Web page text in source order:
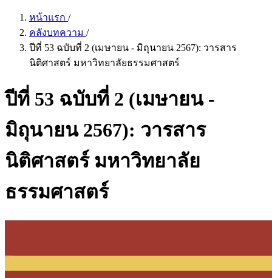
หน้าแรก /
คลังบทความ /
ปีที่ 53 ฉบับที่ 2 (เมษายน - มิถุนายน 2567): วารสาร
นิติศาสตร์ มหาวิทยาลัยธรรมศาสตร์
ปีที่ 53 ฉบับที่ 2 (เมษายน -
มิถุนายน 2567): วารสาร
นิติศาสตร์ มหาวิทยาลัย
ธรรมศาสตร์